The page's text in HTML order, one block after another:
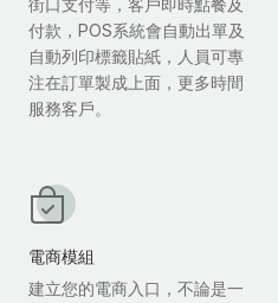
街口支付等，客戶即時點餐及
付款，POS系統會自動出單及
自動列印標籤貼紙，人員可專
注在訂單製成上面，更多時間
服務客戶。
電商模組
建立您的電商入口，不論是一